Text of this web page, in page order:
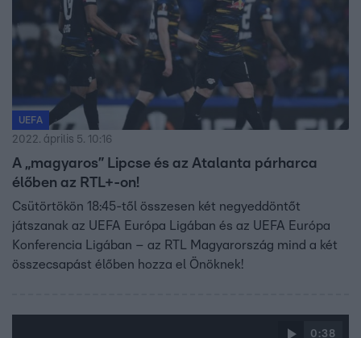
UEFA
2022. április 5. 10:16
A „magyaros” Lipcse és az Atalanta párharca
élőben az RTL+-on!
Csütörtökön 18:45-től összesen két negyeddöntőt
játszanak az UEFA Európa Ligában és az UEFA Európa
Konferencia Ligában – az RTL Magyarország mind a két
összecsapást élőben hozza el Önöknek!
0:38